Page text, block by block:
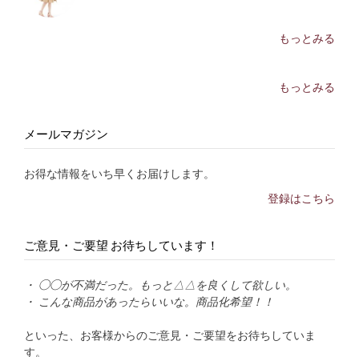
もっとみる
もっとみる
メールマガジン
お得な情報をいち早くお届けします。
登録はこちら
ご意見・ご要望 お待ちしています！
・ ◯◯が不満だった。もっと△△を良くして欲しい。
・ こんな商品があったらいいな。商品化希望！！
といった、お客様からのご意見・ご要望をお待ちしていま
す。